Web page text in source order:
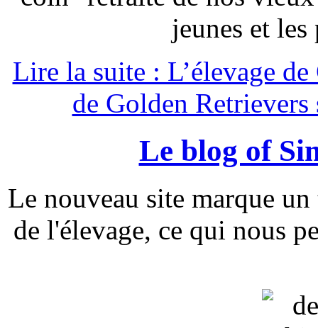
jeunes et
Lire la suite : L’élevage
de Golden Retrievers
Le blog of
Le nouveau site marque
de l'élevage, ce qui nous